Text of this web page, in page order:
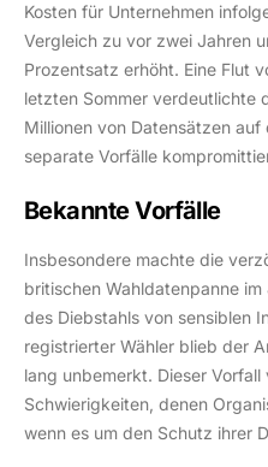
Kosten für Unternehmen
Vergleich zu vor zwei Jahren
Prozentsatz erhöht. Eine Flut
letzten Sommer verdeutlichte
Millionen von Datensätzen
separate Vorfälle
Bekannte Vorfälle
Insbesondere machte die
britischen Wahldatenpanne
des Diebstahls von sensiblen
registrierter Wähler blieb der
lang unbemerkt. Dieser
Schwierigkeiten, denen
wenn es um den Schutz ihrer